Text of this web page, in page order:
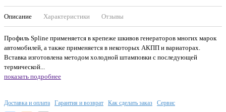
Описание Характеристики Отзывы
Профиль Spline применяется в крепеже шкивов генераторов многих марок
автомобилей, а также применяется в некоторых АКПП и вариаторах.
Вставка изготовлена методом холодной штамповки с последующей
термической...
показать подробнее
Доставка и оплата Гарантия и возврат Как сделать заказ Сервис